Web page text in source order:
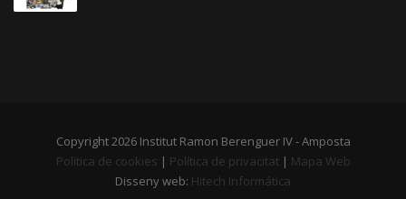
Copyright 2026 Institut Ramon Berenguer IV - Amposta
Política de cookies | Política de privacitat| Mapa Web
Disseny web: Hitech Informática